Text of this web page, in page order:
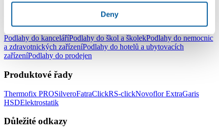
Deny
Podlahy pro komerční užití
Podlahy do kanceláříPodlahy do škol a školekPodlahy do nemocnic
a zdravotnických zařízeníPodlahy do hotelů a ubytovacích
zařízeníPodlahy do prodejen
Produktové řady
Thermofix PROSilveroFatraClickRS-clickNovoflor ExtraGaris
HSDElektrostatik
Důležité odkazy